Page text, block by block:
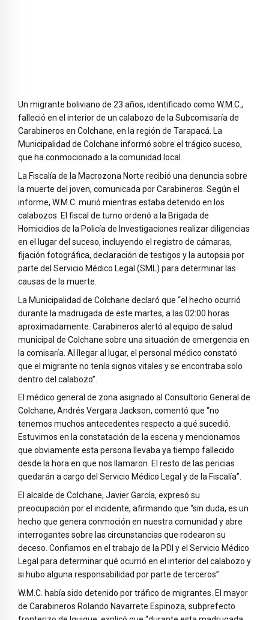
Un migrante boliviano de 23 años, identificado como W.M.C.,
falleció en el interior de un calabozo de la Subcomisaría de
Carabineros en Colchane, en la región de Tarapacá. La
Municipalidad de Colchane informó sobre el trágico suceso,
que ha conmocionado a la comunidad local.
La Fiscalía de la Macrozona Norte recibió una denuncia sobre
la muerte del joven, comunicada por Carabineros. Según el
informe, W.M.C. murió mientras estaba detenido en los
calabozos. El fiscal de turno ordenó a la Brigada de
Homicidios de la Policía de Investigaciones realizar diligencias
en el lugar del suceso, incluyendo el registro de cámaras,
fijación fotográfica, declaración de testigos y la autopsia por
parte del Servicio Médico Legal (SML) para determinar las
causas de la muerte.
La Municipalidad de Colchane declaró que “el hecho ocurrió
durante la madrugada de este martes, a las 02:00 horas
aproximadamente. Carabineros alertó al equipo de salud
municipal de Colchane sobre una situación de emergencia en
la comisaría. Al llegar al lugar, el personal médico constató
que el migrante no tenía signos vitales y se encontraba solo
dentro del calabozo”.
El médico general de zona asignado al Consultorio General de
Colchane, Andrés Vergara Jackson, comentó que “no
tenemos muchos antecedentes respecto a qué sucedió.
Estuvimos en la constatación de la escena y mencionamos
que obviamente esta persona llevaba ya tiempo fallecido
desde la hora en que nos llamaron. El resto de las pericias
quedarán a cargo del Servicio Médico Legal y de la Fiscalía”.
El alcalde de Colchane, Javier García, expresó su
preocupación por el incidente, afirmando que “sin duda, es un
hecho que genera conmoción en nuestra comunidad y abre
interrogantes sobre las circunstancias que rodearon su
deceso. Confiamos en el trabajo de la PDI y el Servicio Médico
Legal para determinar qué ocurrió en el interior del calabozo y
si hubo alguna responsabilidad por parte de terceros”.
W.M.C. había sido detenido por tráfico de migrantes. El mayor
de Carabineros Rolando Navarrete Espinoza, subprefecto